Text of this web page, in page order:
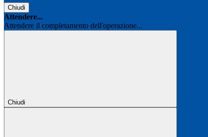
Chiudi
Attendere...
Attendere il completamento dell'operazione...
Chiudi